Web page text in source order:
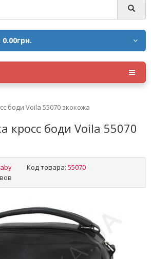
0.00грн.
боди Voila 55070 экокожа
кросс боди Voila 55070
Код товара: 55070